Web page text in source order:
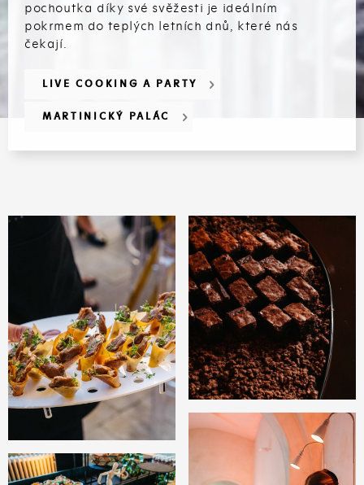
pochoutka díky své svěžesti je ideálním
pokrmem do teplých letních dnů, které nás
čekají.
LIVE COOKING A PARTY
MARTINICKÝ PALÁC